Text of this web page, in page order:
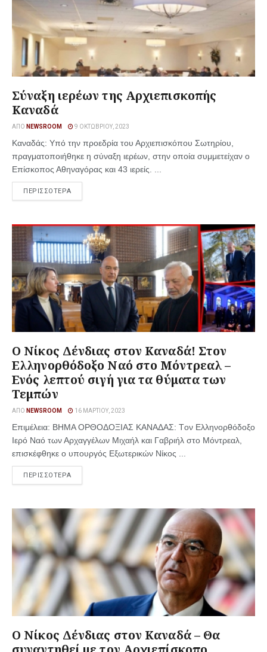
Σύναξη ιερέων της Αρχιεπισκοπής
Καναδά
ΑΠΌ NEWSROOM 9 ΟΚΤΩΒΡΊΟΥ, 2023
Καναδάς: Υπό την προεδρία του Αρχιεπισκόπου Σωτηρίου,
πραγματοποιήθηκε η σύναξη ιερέων, στην οποία συμμετείχαν ο
Επίσκοπος Αθηναγόρας και 43 ιερείς. ...
ΠΕΡΙΣΣΟΤΕΡΑ
Ο Νίκος Δένδιας στον Καναδά! Στον
Ελληνορθόδοξο Ναό στο Μόντρεαλ –
Ενός λεπτού σιγή για τα θύματα των
Τεμπών
ΑΠΌ NEWSROOM 16 ΜΑΡΤΊΟΥ, 2023
Επιμέλεια: ΒΗΜΑ ΟΡΘΟΔΟΞΙΑΣ ΚΑΝΑΔΑΣ: Tον Ελληνορθόδοξο
Iερό Ναό των Αρχαγγέλων Μιχαήλ και Γαβριήλ στο Μόντρεαλ,
επισκέφθηκε ο υπουργός Εξωτερικών Νίκος ...
ΠΕΡΙΣΣΟΤΕΡΑ
Ο Νίκος Δένδιας στον Καναδά – Θα